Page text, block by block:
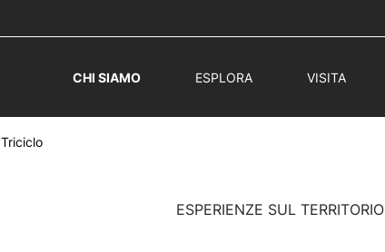
CHI SIAMO ESPLORA VISITA
Triciclo
ESPERIENZE SUL TERRITORIO